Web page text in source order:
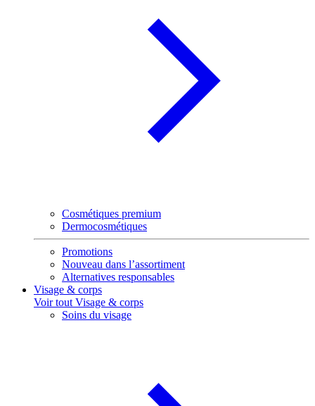
Cosmétiques premium
Dermocosmétiques
Promotions
Nouveau dans l’assortiment
Alternatives responsables
Visage & corps
Voir tout Visage & corps
Soins du visage